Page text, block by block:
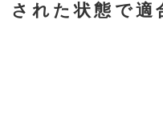
された状態で適